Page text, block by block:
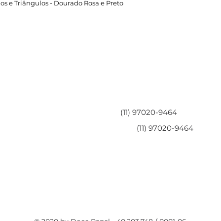
e Triângulos - Dourado Rosa e Preto
(11) 97020-9464
(11) 97020-9464